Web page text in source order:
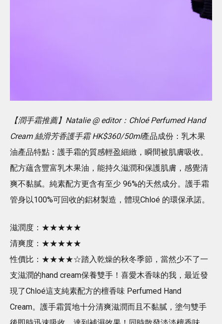
【潤手霜推薦】Natalie @ editor：Chloé Perfumed Hand
Cream 絲滑芳香護手霜 HK$360/50ml產品成份：乳木果
油產品特點︰護手霜的質感輕盈細緻，瞬間被肌膚吸收。
配方蘊含豐富乳木果油，能持久滋潤和保護肌膚，感覺清
爽不黏膩。純素配方更含有至少 96%的天然成分。護手霜
管身以100%可回收的鋁材製造，體現Chloé 的環保承諾。
滋潤度：★★★★★
清爽度：★★★★★
性價比：★★★★☆踏入乾燥的秋冬季節，當然少不了一
支滋潤的hand cream保養雙手！喜愛木香味的我，最近發
現了Chloé這支純素配方的檀香味 Perfumed Hand
Cream。護手霜質地十分清爽滋潤而且不黏膩，塗勻雙手